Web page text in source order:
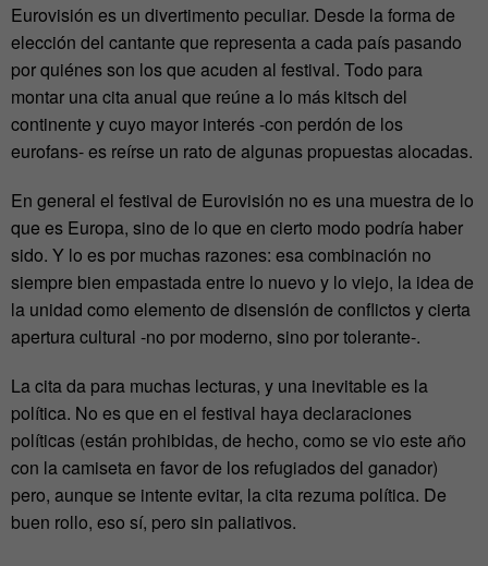
Eurovisión es un divertimento peculiar. Desde la forma de
elección del cantante que representa a cada país pasando
por quiénes son los que acuden al festival. Todo para
montar una cita anual que reúne a lo más kitsch del
continente y cuyo mayor interés -con perdón de los
eurofans- es reírse un rato de algunas propuestas alocadas.
En general el festival de Eurovisión no es una muestra de lo
que es Europa, sino de lo que en cierto modo podría haber
sido. Y lo es por muchas razones: esa combinación no
siempre bien empastada entre lo nuevo y lo viejo, la idea de
la unidad como elemento de disensión de conflictos y cierta
apertura cultural -no por moderno, sino por tolerante-.
La cita da para muchas lecturas, y una inevitable es la
política. No es que en el festival haya declaraciones
políticas (están prohibidas, de hecho, como se vio este año
con la camiseta en favor de los refugiados del ganador)
pero, aunque se intente evitar, la cita rezuma política. De
buen rollo, eso sí, pero sin paliativos.